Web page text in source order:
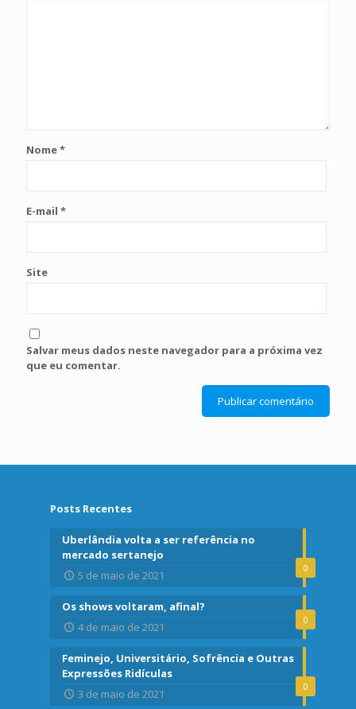
Nome*
E-mail *
Site
Salvar meus dados neste navegador para a próxima vez
que eu comentar.
Posts Recentes
0
Uberlândia volta a ser referência no
mercado sertanejo
5 de maio de 2021
0
Os shows voltaram, afinal?
4 de maio de 2021
0
Feminejo, Universitário, Sofrência e Outras
Expressões Ridículas
3 de maio de 2021